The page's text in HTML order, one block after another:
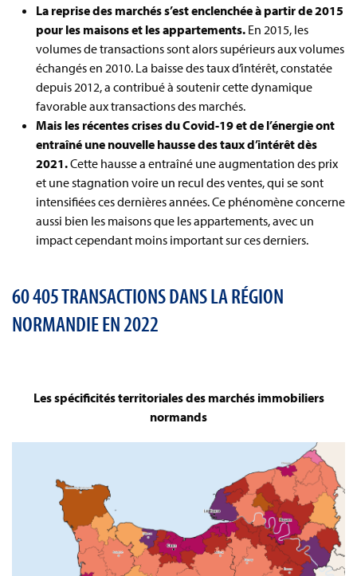
La reprise des marchés s’est enclenchée à partir de 2015
pour les maisons et les appartements. En 2015, les
volumes de transactions sont alors supérieurs aux volumes
échangés en 2010. La baisse des taux d’intérêt, constatée
depuis 2012, a contribué à soutenir cette dynamique
favorable aux transactions des marchés.
Mais les récentes crises du Covid-19 et de l’énergie ont
entraîné une nouvelle hausse des taux d’intérêt dès
2021.Cette hausse a entraîné une augmentation des prix
et une stagnation voire un recul des ventes, qui se sont
intensifiées ces dernières années. Ce phénomène concerne
aussi bien les maisons que les appartements, avec un
impact cependant moins important sur ces derniers.
60 405 TRANSACTIONS DANS LA RÉGION
NORMANDIE EN 2022
Les spécificités territoriales des marchés immobiliers
normands